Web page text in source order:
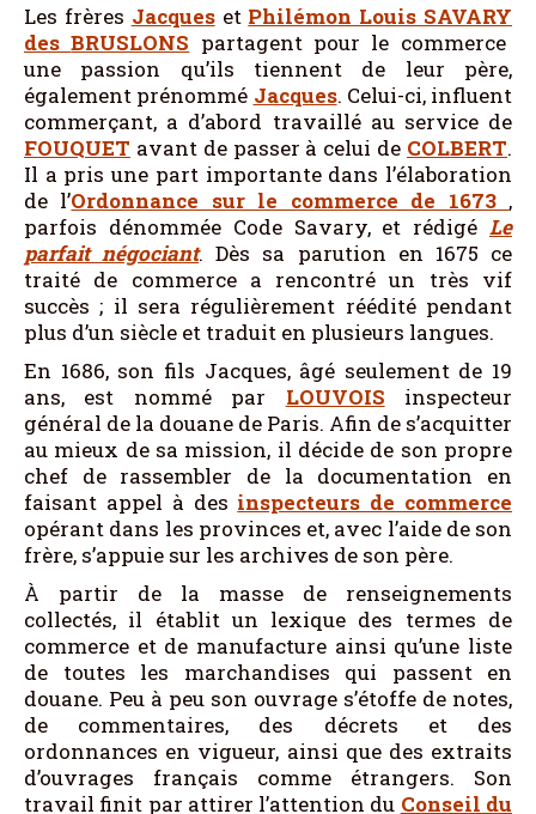
Les frères Jacqueset Philémon Louis SAVARY
desBRUSLONS partagent pour le commerce
une passion qu’ils tiennent de leur père,
également prénommé Jacques. Celui-ci, influent
commerçant, a d’abord travaillé au service de
FOUQUET avant de passer à celui de COLBERT.
Il a pris une part importante dans l’élaboration
de l’Ordonnance sur le commerce de 1673 ,
parfois dénommée Code Savary, et rédigé Le
parfait négociant. Dès sa parution en 1675 ce
traité de commerce a rencontré un très vif
succès ; il sera régulièrement réédité pendant
plus d’un siècle et traduit en plusieurs langues.
En 1686, son fils Jacques, âgé seulement de 19
ans, est nommé par LOUVOIS inspecteur
général de la douane de Paris. Afin de s’acquitter
au mieux de sa mission, il décide de son propre
chef de rassembler de la documentation en
faisant appel à des inspecteurs de commerce
opérant dans les provinces et, avec l’aide de son
frère, s’appuie sur les archives de son père.
À partir de la masse de renseignements
collectés, il établit un lexique des termes de
commerce et de manufacture ainsi qu’une liste
de toutes les marchandises qui passent en
douane. Peu à peu son ouvrage s’étoffe de notes,
de commentaires, des décrets et des
ordonnances en vigueur, ainsi que des extraits
d’ouvrages français comme étrangers. Son
travail finit par attirer l’attention du Conseil du